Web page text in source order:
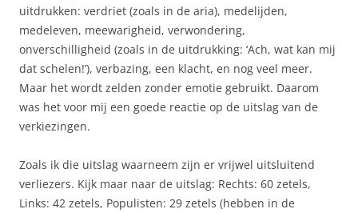
uitdrukken: verdriet (zoals in de aria), medelijden,
medeleven, meewarigheid, verwondering,
onverschilligheid (zoals in de uitdrukking: ‘Ach, wat kan mij
dat schelen!’), verbazing, een klacht, en nog veel meer.
Maar het wordt zelden zonder emotie gebruikt. Daarom
was het voor mij een goede reactie op de uitslag van de
verkiezingen.
Zoals ik die uitslag waarneem zijn er vrijwel uitsluitend
verliezers. Kijk maar naar de uitslag: Rechts: 60 zetels,
Links: 42 zetels, Populisten: 29 zetels (hebben in de